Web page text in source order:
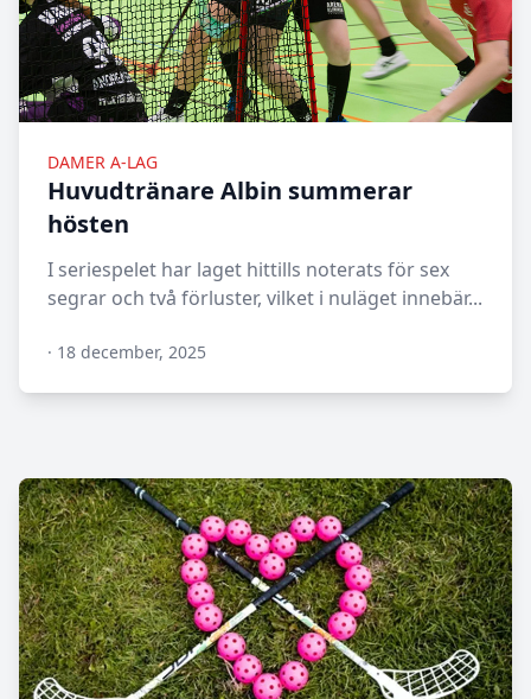
DAMER A-LAG
Huvudtränare Albin summerar
hösten
I seriespelet har laget hittills noterats för sex
segrar och två förluster, vilket i nuläget innebär...
N/A
· 18 december, 2025